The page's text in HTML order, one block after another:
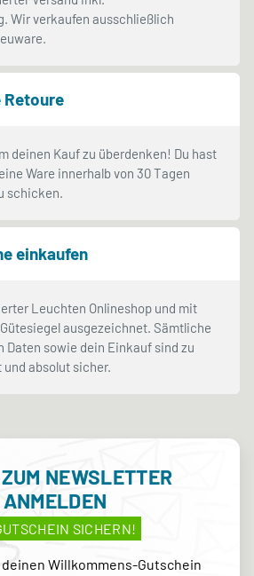
Wir verkaufen ausschließlich
deinen Kauf zu überdenken! Du hast
Ware innerhalb von 30 Tagen
schicken.
einkaufen
Leuchten Onlineshop und mit
ausgezeichnet. Sämtliche
Daten sowie dein Einkauf sind zu
absolut sicher.
NEWSLETTER
ANMELDEN
SICHERN!
Willkommens-Gutschein